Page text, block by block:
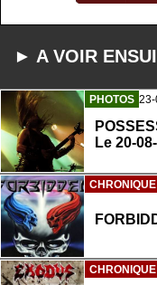
► A VOIR
PHOTOS
Le 20-
CHRONIQUE
CHRONIQUE